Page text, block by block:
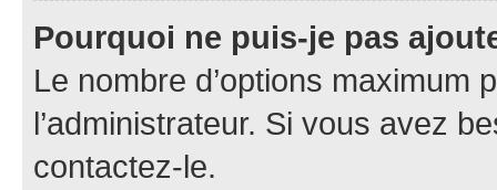
Pourquoi ne puis-je pas
Le nombre d’options maximum
l’administrateur. Si vous avez
contactez-le.